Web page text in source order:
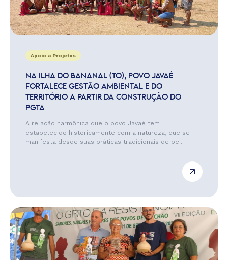
Apoio a Projetos
NA ILHA DO BANANAL (TO), POVO JAVAÉ
FORTALECE GESTÃO AMBIENTAL E DO
TERRITÓRIO A PARTIR DA CONSTRUÇÃO DO
PGTA
A relação harmônica que o povo Javaé tem
estabelecido historicamente com a natureza, que se
manifesta desde suas práticas tradicionais de pe...